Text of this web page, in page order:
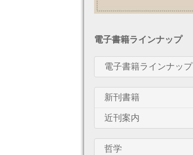
電子書籍ラインナップ
電子書籍ラインナップ
新刊書籍
近刊案内
哲学